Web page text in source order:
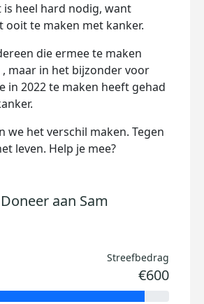
is heel hard nodig, want
ooit te maken met kanker.
die ermee te maken
, maar in het bijzonder voor
in 2022 te maken heeft gehad
we het verschil maken. Tegen
leven. Help je mee?
Doneer aan Sam
Streefbedrag
€600